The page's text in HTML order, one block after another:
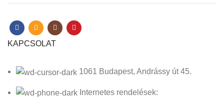
KAPCSOLAT
1061 Budapest, Andrássy út 45.
Internetes rendelések: